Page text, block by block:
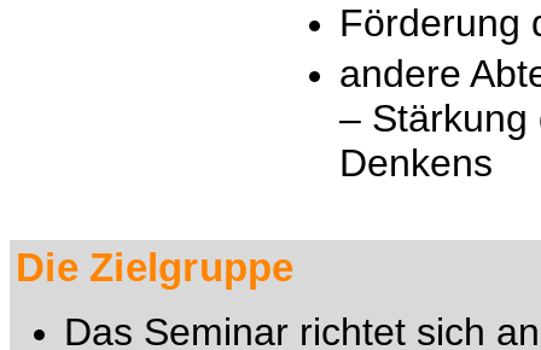
Förderung
andere
– Stärkung
Denkens
Die Zielgruppe
Das Seminar richtet sich